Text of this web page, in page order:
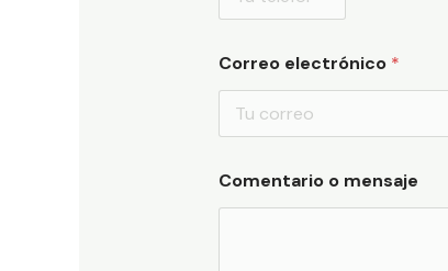
Correo electrónico *
Comentario o mensaje